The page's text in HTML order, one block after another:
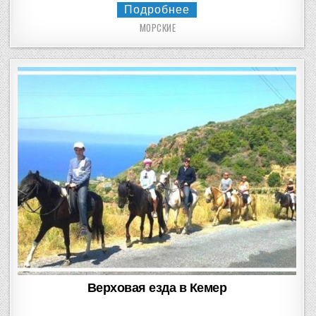
Подробнее
Posted
МОРСКИЕ
Верховая езда в Кемер